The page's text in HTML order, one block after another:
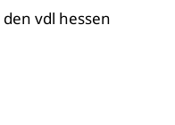
vdl hessen